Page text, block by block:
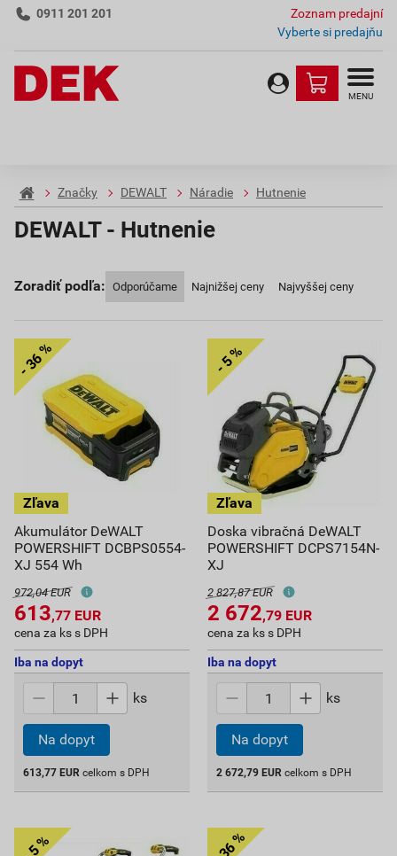
0911 201 201
Zoznam predajní
Vyberte si predajňu
MENU
Značky DEWALT Náradie Hutnenie
DEWALT - Hutnenie
Zoradiť podľa: Odporúčame Najnižšej ceny Najvyššej ceny
Akumulátor DeWALT
POWERSHIFT DCBPS0554-
XJ 554 Wh
972,04 EUR
613,77 EUR
cena za ks s DPH
Iba na dopyt
ks
Na dopyt
613,77 EUR celkom s DPH
Doska vibračná DeWALT
POWERSHIFT DCPS7154N-
XJ
2 827,87 EUR
2 672,79 EUR
cena za ks s DPH
Iba na dopyt
ks
Na dopyt
2 672,79 EUR celkom s DPH